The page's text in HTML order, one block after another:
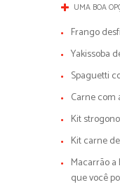
UMA BOA
Frango
Yakissoba
Spaguetti
Carne com
Kit
Kit carne
Macarrão
que você